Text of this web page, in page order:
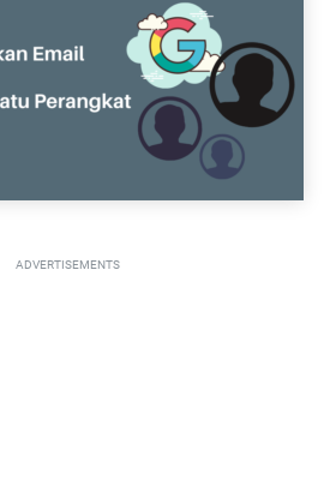
ADVERTISEMENTS